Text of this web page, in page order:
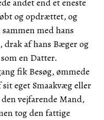
andet end et eneste
og opdrættet, og
med hans
drak af hans Bæger og
en Datter.
fik Besøg, ømmede
sit eget Smaakvæg eller
vejfarende Mand,
tog den fattige